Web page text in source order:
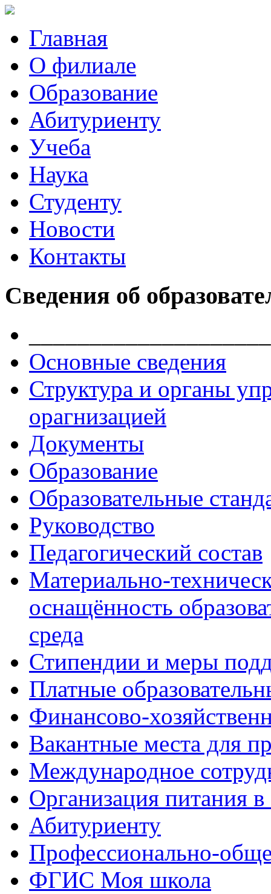
Главная
О филиале
Образование
Абитуриенту
Учеба
Наука
Студенту
Новости
Контакты
Сведения об
Основные сведения
Структура и органы
орагнизацией
Документы
Образование
Образовательные
Руководство
Педагогический состав
Материально-
оснащённость
среда
Стипендии и меры
Платные
Финансово-
Вакантные места для
Международное
Организация питания в
Абитуриенту
Профессионально-
ФГИС Моя школа